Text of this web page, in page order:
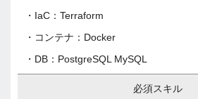
・IaC：Terraform
・コンテナ：Docker
・DB：PostgreSQL MySQL
必須スキル